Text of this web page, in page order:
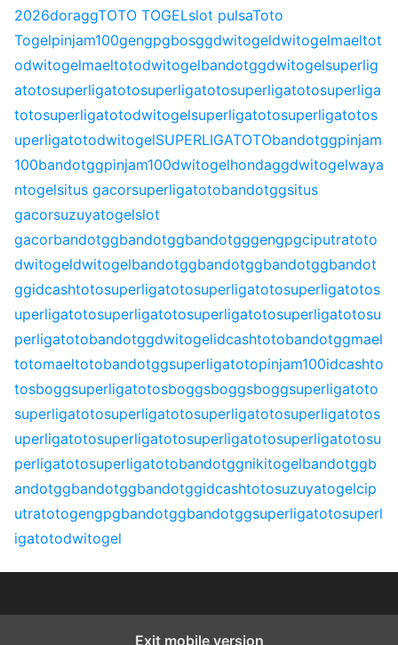
2026doraggTOTO TOGELslot pulsaToto
Togelpinjam100gengpgbosggdwitogeldwitogelmaeltot
odwitogelmaeltotodwitogelbandotggdwitogelsuperlig
atotosuperligatotosuperligatotosuperligatotosuperliga
totosuperligatotodwitogelsuperligatotosuperligatotos
uperligatotodwitogelSUPERLIGATOTObandotggpinjam
100bandotggpinjam100dwitogelhondaggdwitogelwaya
ntogelsitus gacorsuperligatotobandotggsitus
gacorsuzuyatogelslot
gacorbandotggbandotggbandotgggengpgciputratoto
dwitogeldwitogelbandotggbandotggbandotggbandot
ggidcashtotosuperligatotosuperligatotosuperligatotos
uperligatotosuperligatotosuperligatotosuperligatotosu
perligatotobandotggdwitogelidcashtotobandotggmael
totomaeltotobandotggsuperligatotopinjam100idcashto
tosboggsuperligatotosboggsboggsboggsuperligatoto
superligatotosuperligatotosuperligatotosuperligatotos
uperligatotosuperligatotosuperligatotosuperligatotosu
perligatotosuperligatotobandotggnikitogelbandotggb
andotggbandotggbandotggidcashtotosuzuyatogelcip
utratotogengpgbandotggbandotggsuperligatotosuperl
igatotodwitogel
Exit mobile version